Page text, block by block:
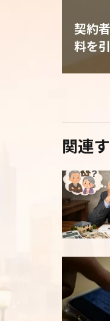
契約
料を
関連